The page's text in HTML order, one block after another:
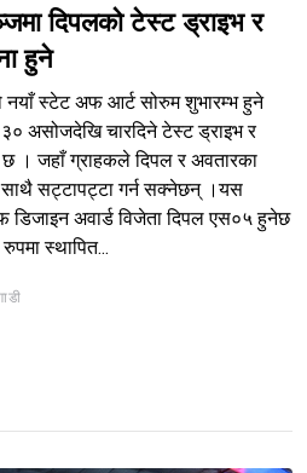
दिपलको टेस्ट ड्राइभ र
हुने
नयाँ स्टेट अफ आर्ट सोरुम शुभारम्भ हुने
असोजदेखि चारदिने टेस्ट ड्राइभ र
। जहाँ ग्राहकले दिपल र अवतारका
सट्टापट्टा गर्न सक्नेछन् ।यस
अवार्ड विजेता दिपल एस०५ हुनेछ
स्थापित...